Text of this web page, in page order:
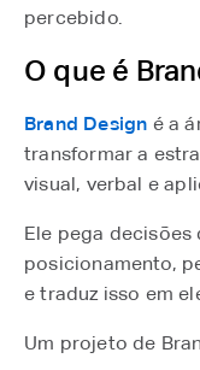
percebido.
O que é
Brand Design é a
transformar a
visual, verbal e
Ele pega
posicionamento,
e traduz isso em
Um projeto de